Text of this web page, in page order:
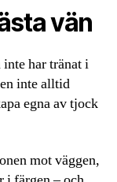
vän
har tränat i
inte alltid
egna av tjock
mot väggen,